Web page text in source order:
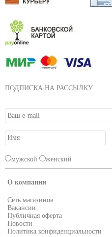
ПОДПИСКА НА РАССЫЛКУ
мужской женский
О компании
Сеть магазинов
Вакансии
Публичная оферта
Новости
Политика конфиденциальности